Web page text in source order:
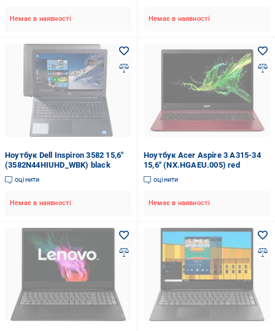
Немає в наявності Немає в наявності
Ноутбук Dell Inspiron 3582 15,6"
(3582N44HIUHD_WBK) black
оцінити
Немає в наявності
Ноутбук Acer Aspire 3 A315-34
15,6" (NX.HGAEU.005) red
оцінити
Немає в наявності